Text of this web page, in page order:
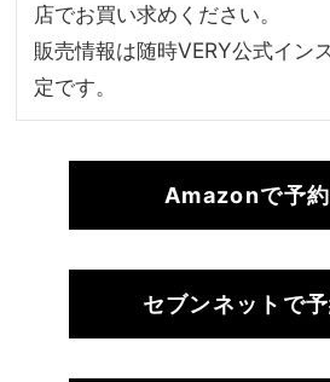
店でお買い求めください。
販売情報は随時VERY公式イン
定です。
Amazonで予
セブンネットで